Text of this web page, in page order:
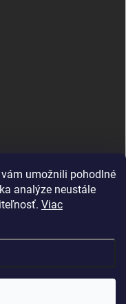
umožnili pohodlné
analýze neustále
Viac
Upraviť nastavenie